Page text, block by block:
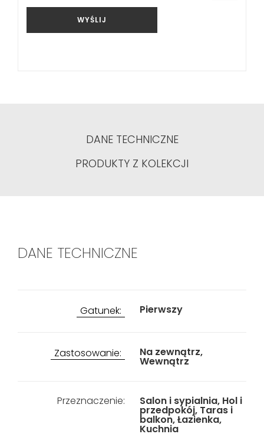
WYŚLIJ
DANE TECHNICZNE
PRODUKTY Z KOLEKCJI
DANE TECHNICZNE
Gatunek: Pierwszy
Zastosowanie: Na zewnątrz,
Wewnątrz
Przeznaczenie: Salon i sypialnia, Hol i
przedpokój, Taras i
balkon, Łazienka,
Kuchnia